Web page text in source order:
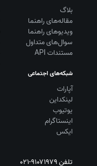
بلاگ
مقاله‌های راهنما
ویديوهای راهنما
سوال‌های متداول
مستندات API
شبکه‌های اجتماعی
آپارات
لینکداین
یوتیوب
اینستاگرام
ایکس
تلفن۰۲۱-۹۱۰۷۱۹۷۹